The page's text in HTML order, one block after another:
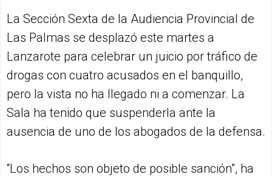
La Sección Sexta de la Audiencia Provincial de
Las Palmas se desplazó este martes a
Lanzarote para celebrar un juicio por tráfico de
drogas con cuatro acusados en el banquillo,
pero la vista no ha llegado ni a comenzar. La
Sala ha tenido que suspenderla ante la
ausencia de uno de los abogados de la defensa.
“Los hechos son objeto de posible sanción”, ha